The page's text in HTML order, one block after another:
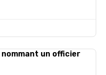
un officier